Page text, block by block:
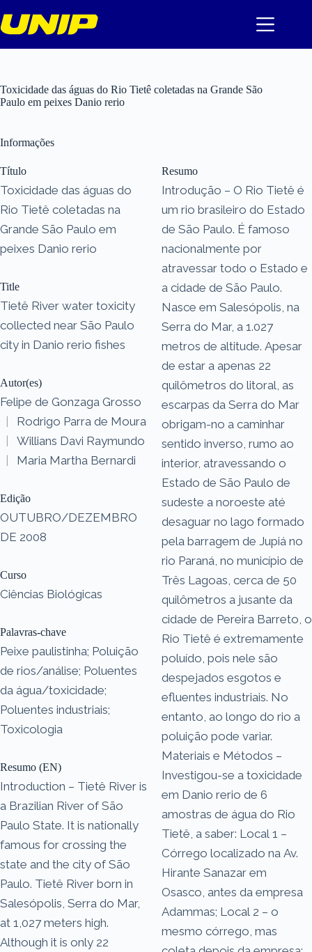
para
o
Toxicidade das águas do Rio Tietê coletadas na Grande São
Paulo em peixes Danio rerio
Informações
Título
Toxicidade das águas do
Rio Tietê coletadas na
Grande São Paulo em
peixes Danio rerio
Title
Tietê River water toxicity
collected near São Paulo
city in Danio rerio fishes
Autor(es)
Felipe de Gonzaga Grosso
|
Rodrigo Parra de Moura
|
Willians Davi Raymundo
|
Maria Martha Bernardi
Edição
OUTUBRO/DEZEMBRO
DE 2008
Curso
Ciências Biológicas
Palavras-chave
Peixe paulistinha; Poluição
de rios/análise; Poluentes
da água/toxicidade;
Poluentes industriais;
Toxicologia
Resumo (EN)
Introduction – Tietê River is
a Brazilian River of São
Paulo State. It is nationally
famous for crossing the
state and the city of São
Paulo. Tietê River born in
Salesópolis, Serra do Mar,
at 1,027 meters high.
Although it is only 22
Resumo
Introdução – O Rio Tietê é
um rio brasileiro do Estado
de São Paulo. É famoso
nacionalmente por
atravessar todo o Estado e
a cidade de São Paulo.
Nasce em Salesópolis, na
Serra do Mar, a 1.027
metros de altitude. Apesar
de estar a apenas 22
quilômetros do litoral, as
escarpas da Serra do Mar
obrigam-no a caminhar
sentido inverso, rumo ao
interior, atravessando o
Estado de São Paulo de
sudeste a noroeste até
desaguar no lago formado
pela barragem de Jupiá no
rio Paraná, no município de
Três Lagoas, cerca de 50
quilômetros a jusante da
cidade de Pereira Barreto, o
Rio Tietê é extremamente
poluído, pois nele são
despejados esgotos e
efluentes industriais. No
entanto, ao longo do rio a
poluição pode variar.
Materiais e Métodos –
Investigou-se a toxicidade
em Danio rerio de 6
amostras de água do Rio
Tietê, a saber: Local 1 –
Córrego localizado na Av.
Hirante Sanazar em
Osasco, antes da empresa
Adammas; Local 2 – o
mesmo córrego, mas